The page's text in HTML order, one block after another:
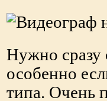
Нужно сразу
особенно
типа. Очень